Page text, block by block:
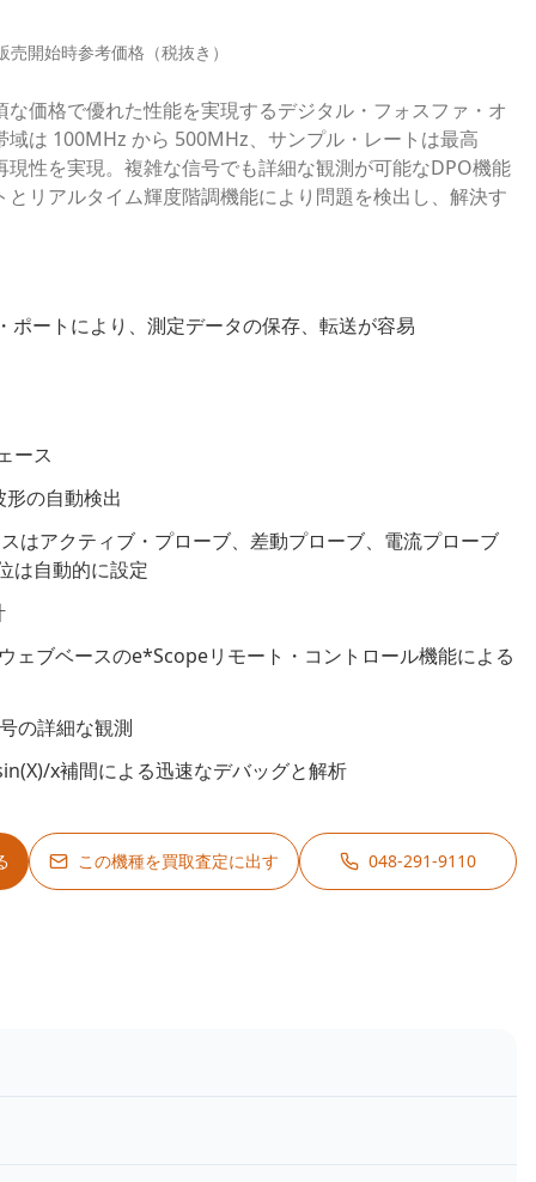
売開始時参考価格（税抜き）
な価格で優れた性能を実現するデジタル・フォスファ・オ
域は 100MHz から 500MHz、サンプル・レートは最高
現性を実現。複雑な信号でも詳細な観測が可能なDPO機能
リアルタイム輝度階調機能により問題を検出し、解決す
ポートにより、測定データの保存、転送が容易
ース
の自動検出
はアクティブ・プローブ、差動プローブ、電流プローブ
は自動的に設定
ェブベースのe*Scopeリモート・コントロール機能による
の詳細な観測
x補間による迅速なデバッグと解析
この機種を買取査定に出す 048-291-9110